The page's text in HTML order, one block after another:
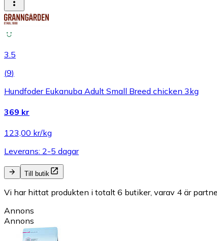
3.5
(9)
Hundfoder Eukanuba Adult Small Breed chicken 3kg
369 kr
123,00 kr/kg
Leverans: 2-5 dagar
Till butik
Vi har hittat produkten i totalt 6 butiker, varav 4 är
Annons
Annons